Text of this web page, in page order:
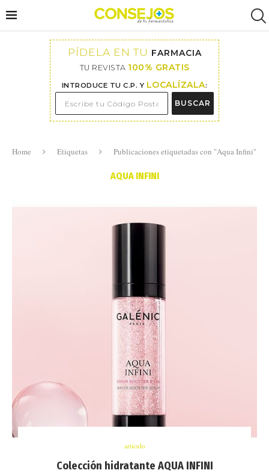
PÍDELA EN TU FARMACIA
TU REVISTA 100% GRATIS
INTRODUCE TU C.P. Y LOCALÍZALA:
BUSCAR
Home Etiquetas Publicaciones etiquetadas con "Aqua Infini"
AQUA INFINI
artículo
Colección hidratante AQUA INFINI